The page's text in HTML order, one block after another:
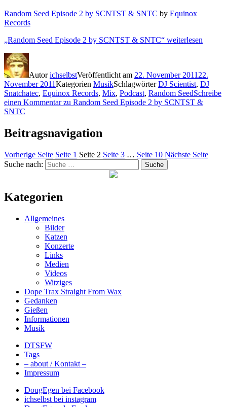
Random Seed Episode 2 by SCNTST & SNTC by Equinox
Records
„Random Seed Episode 2 by SCNTST & SNTC“ weiterlesen
AutorichselbstVeröffentlicht am 22. November 2011 22.
November 2011Kategorien MusikSchlagwörterDJ Scientist, DJ
Snatchatec, Equinox Records, Mix, Podcast, Random SeedSchreibe
einen Kommentarzu Random Seed Episode 2 by SCNTST &
SNTC
Beitragsnavigation
Vorherige Seite Seite 1 Seite 2 Seite 3 … Seite 10 Nächste Seite
Suche nach:
Suche
Kategorien
Allgemeines
Bilder
Katzen
Konzerte
Links
Medien
Videos
Witziges
Dope Trax Straight From Wax
Gedanken
Gießen
Informationen
Musik
DTSFW
Tags
– about / Kontakt –
Impressum
DougEgen bei Facebook
ichselbst bei instagram